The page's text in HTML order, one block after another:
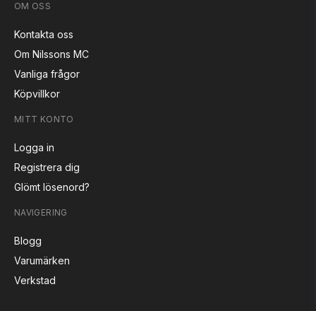
OM OSS
Kontakta oss
Om Nilssons MC
Vanliga frågor
Köpvillkor
MITT KONTO
Logga in
Registrera dig
Glömt lösenord?
NAVIGERING
Blogg
Varumärken
Verkstad